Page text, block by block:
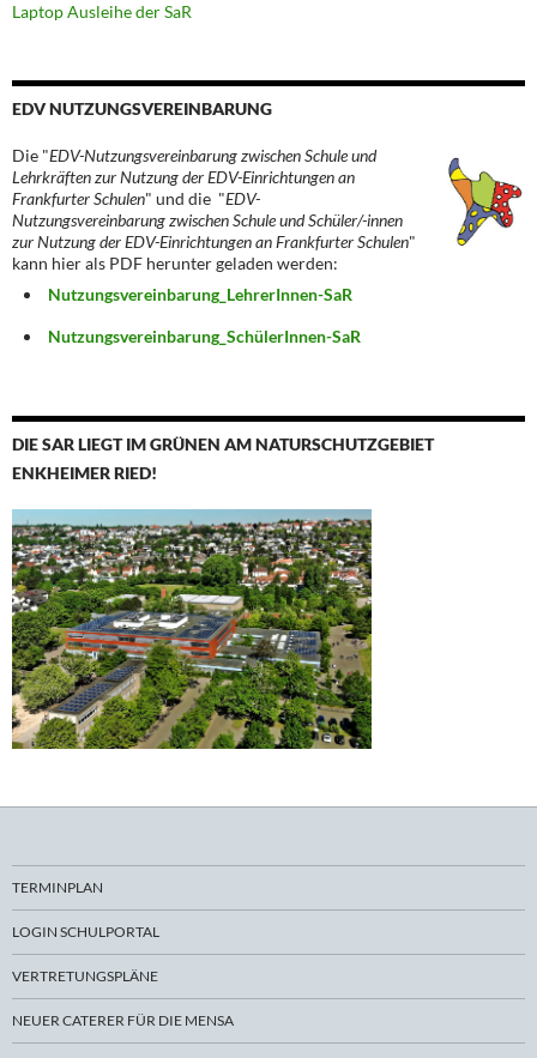
Laptop Ausleihe der SaR
EDV NUTZUNGSVEREINBARUNG
Die "EDV-Nutzungsvereinbarung zwischen Schule und
Lehrkräften zur Nutzung der EDV-Einrichtungen an
Frankfurter Schulen" und die "EDV-
Nutzungsvereinbarung zwischen Schule und Schüler/-innen
zur Nutzung der EDV-Einrichtungen an Frankfurter Schulen"
kann hier als PDF herunter geladen werden:
Nutzungsvereinbarung_LehrerInnen-SaR
Nutzungsvereinbarung_SchülerInnen-SaR
DIE SAR LIEGT IM GRÜNEN AM NATURSCHUTZGEBIET
ENKHEIMER RIED!
TERMINPLAN
LOGIN SCHULPORTAL
VERTRETUNGSPLÄNE
NEUER CATERER FÜR DIE MENSA